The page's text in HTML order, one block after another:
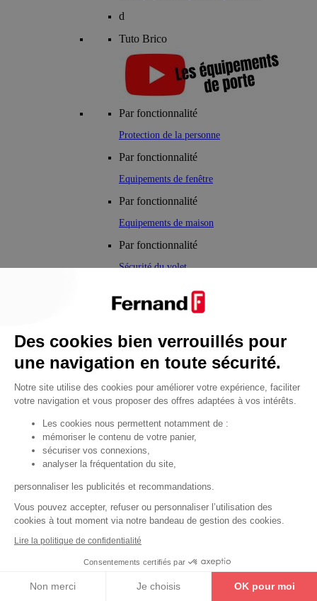
d
Tuto Brico
Par fonctionnalité
Protection de la personne
Par fonctionnalité
Equipements de fenêtre
Par fonctionnalité
Equipements de maison
Par fonctionnalité
Sécurité du volet
Par fonctionnalité
Cendrier
Par fonctionnalité
Equipements de porte
•Judas de porte
Fermes-portes
•Arrêts de porte
•Butoirs de porte
• Charnières de porte
• Accessoires de fixation
Les astuces
Les équipements de porte
Les équipements pour les personnes
Des cookies bien verrouillés pour
une navigation en toute sécurité.
Notre site utilise des cookies pour améliorer votre expérience, faciliter
votre navigation et vous proposer des offres adaptées à vos intérêts.
Les cookies nous permettent notamment de :
mémoriser le contenu de votre panier,
sécuriser vos connexions,
analyser la fréquentation du site,
personnaliser les publicités et recommandations.
Vous pouvez accepter, refuser ou personnaliser l’utilisation des
cookies à tout moment via notre bandeau de gestion des cookies.
Lire la politique de confidentialité
Consentements certifiés par
Non merci Je choisis OK pour moi